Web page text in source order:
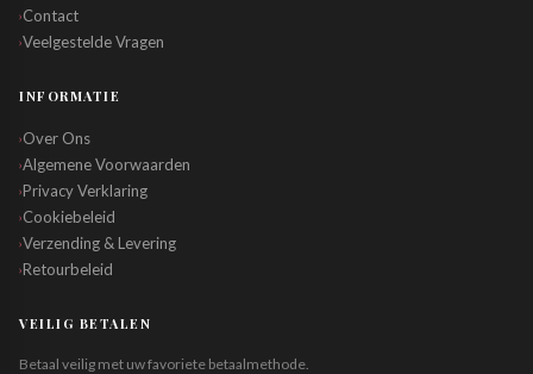
›Contact
›Veelgestelde Vragen
INFORMATIE
›Over Ons
›Algemene Voorwaarden
›Privacy Verklaring
›Cookiebeleid
›Verzending & Levering
›Retourbeleid
VEILIG BETALEN
Betaal veilig met uw favoriete betaalmethode.